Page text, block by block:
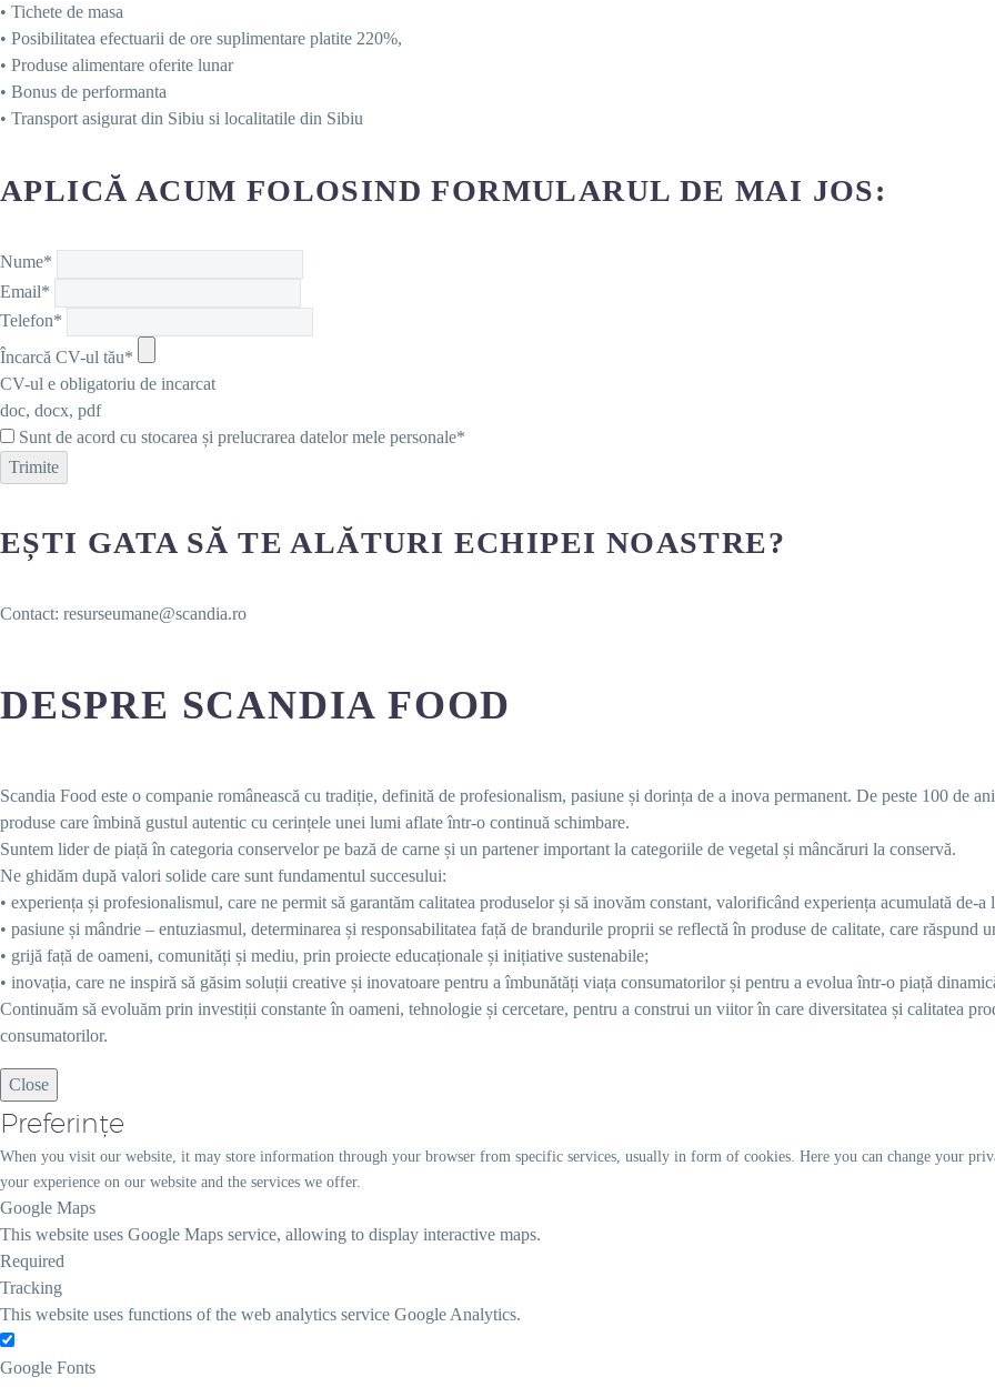
• Tichete de masa
• Posibilitatea efectuarii de ore suplimentare platite 220%,
• Produse alimentare oferite lunar
• Bonus de performanta
• Transport asigurat din Sibiu si localitatile din Sibiu
APLICĂ ACUM FOLOSIND FORMULARUL DE MAI JOS:
Nume*
Email*
Telefon*
Încarcă CV-ul tău*
CV-ul e obligatoriu de incarcat
doc, docx, pdf
Sunt de acord cu stocarea și prelucrarea datelor mele personale*
Trimite
EȘTI GATA SĂ TE ALĂTURI ECHIPEI NOASTRE?
Contact: resurseumane@scandia.ro
DESPRE SCANDIA FOOD
Scandia Food este o companie românească cu tradiție, definită de profesionalism, pasiune și dorința de a inova permanent. De peste 100 de
produse care îmbină gustul autentic cu cerințele unei lumi aflate într-o continuă schimbare.
Suntem lider de piață în categoria conservelor pe bază de carne și un partener important la categoriile de vegetal și mâncăruri la conservă.
Ne ghidăm după valori solide care sunt fundamentul succesului:
• experiența și profesionalismul, care ne permit să garantăm calitatea produselor și să inovăm constant, valorificând experiența acumulată de-a
• pasiune și mândrie – entuziasmul, determinarea și responsabilitatea față de brandurile proprii se reflectă în produse de calitate, care răspund
• grijă față de oameni, comunități și mediu, prin proiecte educaționale și inițiative sustenabile;
• inovația, care ne inspiră să găsim soluții creative și inovatoare pentru a îmbunătăți viața consumatorilor și pentru a evolua într-o piață
Continuăm să evoluăm prin investiții constante în oameni, tehnologie și cercetare, pentru a construi un viitor în care diversitatea și calitatea
consumatorilor.
Close
Preferințe
When you visit our website, it may store information through your browser from specific services, usually in form of cookies. Here you can change your
your experience on our website and the services we offer.
Google Maps
This website uses Google Maps service, allowing to display interactive maps.
Required
Tracking
This website uses functions of the web analytics service Google Analytics.
Google Fonts